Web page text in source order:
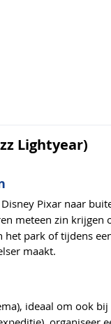
Lightyear)
Pixar naar
meteen zin krijgen
park of tijdens
maakt.
ideaal om ook